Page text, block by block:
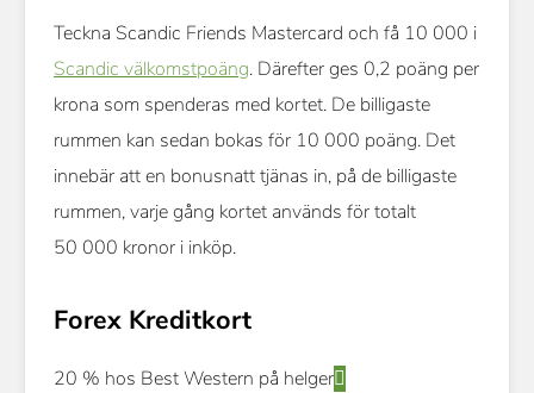
Teckna Scandic Friends Mastercard och få 10 000 i
Scandic välkomstpoäng. Därefter ges 0,2 poäng per
krona som spenderas med kortet. De billigaste
rummen kan sedan bokas för 10 000 poäng. Det
innebär att en bonusnatt tjänas in, på de billigaste
rummen, varje gång kortet används för totalt
50 000 kronor i inköp.
Forex Kreditkort
20 % hos Best Western på helger